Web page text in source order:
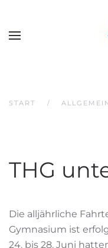
START
THG
Die alljährliche
Gymnasium ist
24. bis 28. Juni